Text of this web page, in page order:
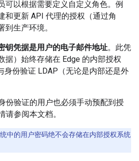
可以根据需要定义自定义角色。例
和更新 API 代理的授权（通过角
生产环境。
钥凭据是用户的电子邮件地址。此凭
据）始终存储在 Edge 的内部授权
身份验证 LDAP（无论是内部还是外
份验证的用户也必须手动预配到授
请参阅本文档。
统中的用户密码绝不会存储在内部授权系统